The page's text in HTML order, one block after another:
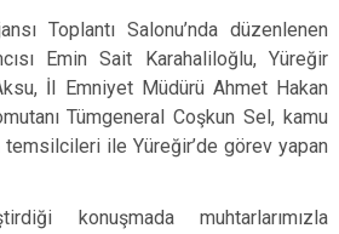
Toplantı Salonu’nda düzenlenen
Emin Sait Karahaliloğlu, Yüreğir
İl Emniyet Müdürü Ahmet Hakan
Tümgeneral Coşkun Sel, kamu
temsilcileri ile Yüreğir’de görev yapan
konuşmada muhtarlarımızla